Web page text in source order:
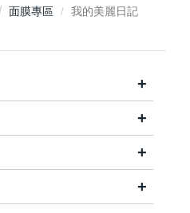
面膜專區 我的美麗日記